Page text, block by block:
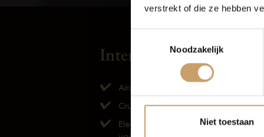
verstrekt of die ze hebben
Noodzakelijk
Niet toestaan
Interieur
Airco
Cruise control
Elektrische ramen